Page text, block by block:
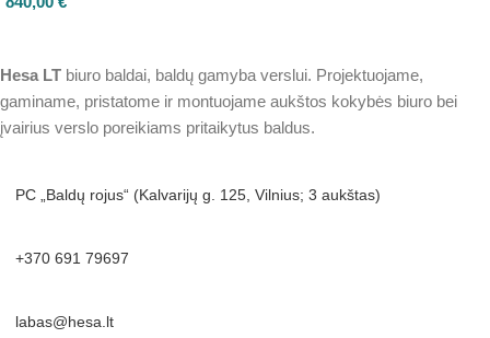
Hesa LT biuro baldai, baldų gamyba verslui. Projektuojame,
gaminame, pristatome ir montuojame aukštos kokybės biuro bei
įvairius verslo poreikiams pritaikytus baldus.
PC „Baldų rojus“ (Kalvarijų g. 125, Vilnius; 3 aukštas)
+370 691 79697
labas@hesa.lt